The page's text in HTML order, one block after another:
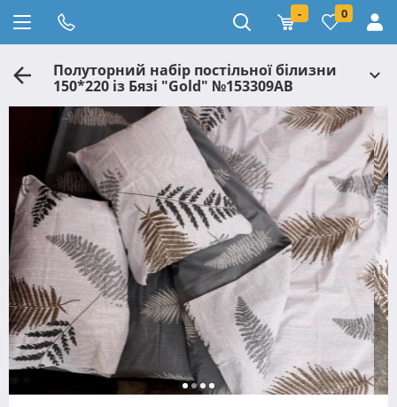
- 0
Полуторний набір постільної білизни
150*220 із Бязі "Gold" №153309АВ
Черешенька™